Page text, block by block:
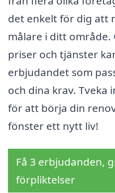
det enkelt för dig att
målare i ditt område.
priser och tjänster
erbjudandet som
och dina krav. Tveka
för att börja din
fönster ett nytt liv!
Få 3 erbjudanden,
förpliktelser